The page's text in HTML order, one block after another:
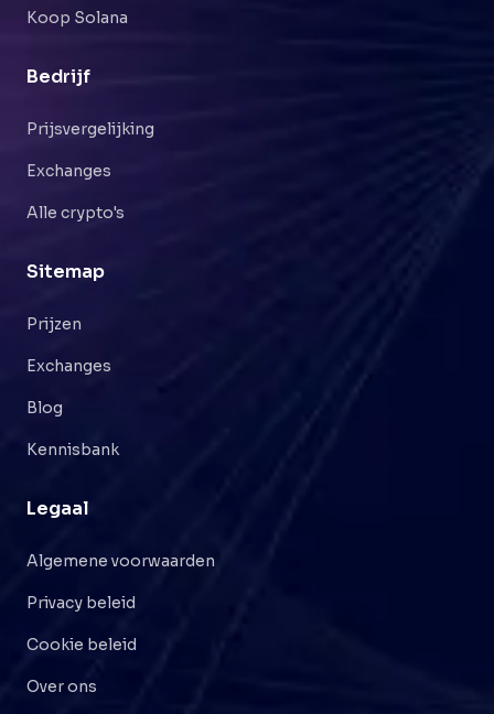
Koop Solana
Bedrijf
Prijsvergelijking
Exchanges
Alle crypto's
Sitemap
Prijzen
Exchanges
Blog
Kennisbank
Legaal
Algemene voorwaarden
Privacy beleid
Cookie beleid
Over ons